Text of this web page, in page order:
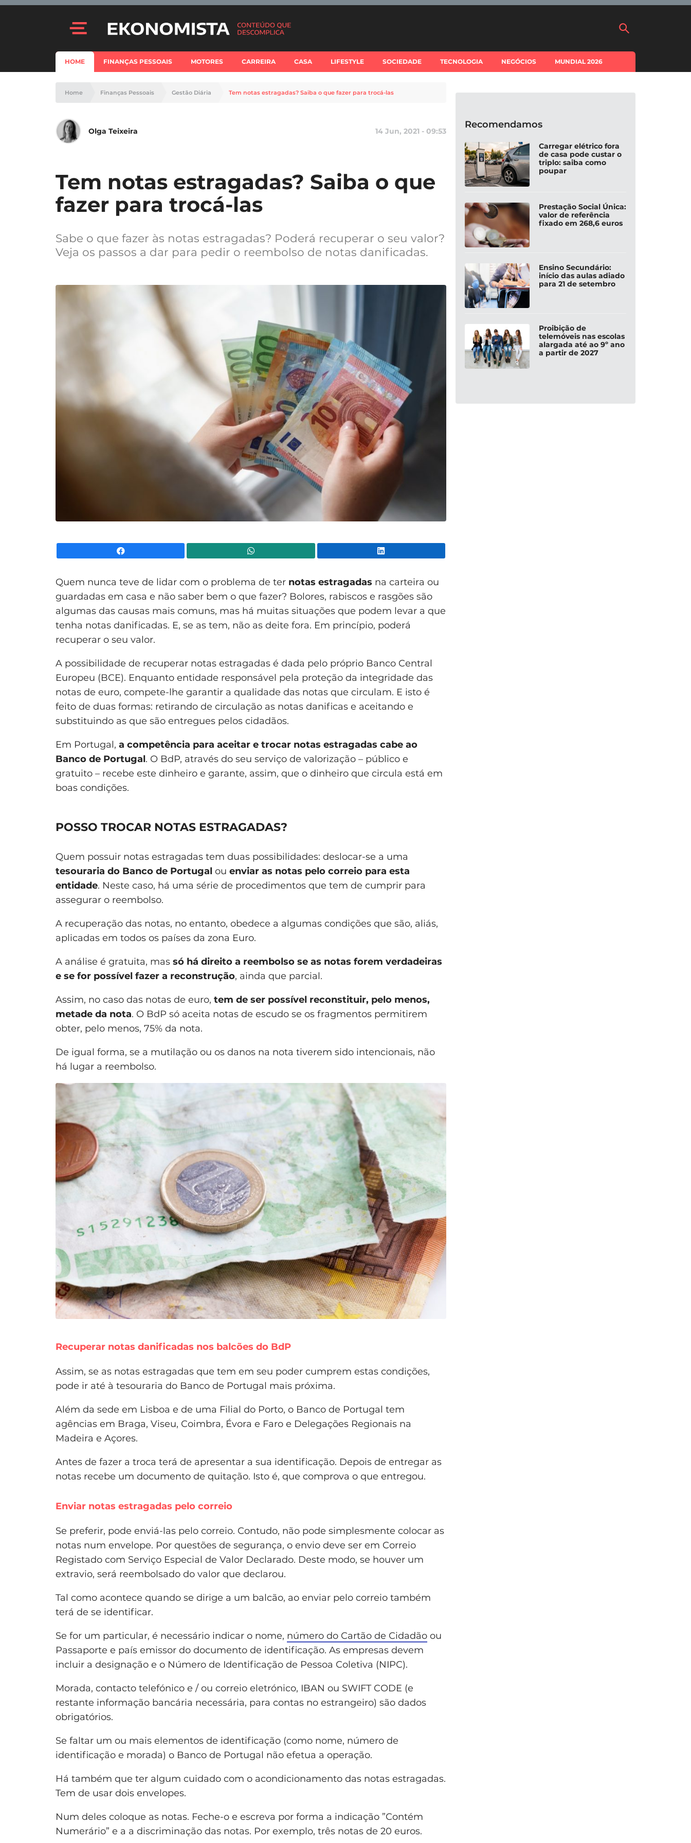
HOME FINANÇAS PESSOAIS MOTORES CARREIRA CASA LIFESTYLE SOCIEDADE TECNOLOGIA NEGÓCIOS MUNDIAL 2026
Home Finanças Pessoais Gestão Diária Tem notas estragadas? Saiba o que fazer para trocá-las
Olga Teixeira 14 Jun, 2021 - 09:53
Tem notas estragadas? Saiba o que
fazer para trocá-las
Sabe o que fazer às notas estragadas? Poderá recuperar o seu valor?
Veja os passos a dar para pedir o reembolso de notas danificadas.
Quem nunca teve de lidar com o problema de ter notas estragadas na carteira ou
guardadas em casa e não saber bem o que fazer? Bolores, rabiscos e rasgões são
algumas das causas mais comuns, mas há muitas situações que podem levar a que
tenha notas danificadas. E, se as tem, não as deite fora. Em princípio, poderá
recuperar o seu valor.
A possibilidade de recuperar notas estragadas é dada pelo próprio Banco Central
Europeu (BCE). Enquanto entidade responsável pela proteção da integridade das
notas de euro, compete-lhe garantir a qualidade das notas que circulam. E isto é
feito de duas formas: retirando de circulação as notas danificas e aceitando e
substituindo as que são entregues pelos cidadãos.
Em Portugal, a competência para aceitar e trocar notas estragadas cabe ao
Banco de Portugal. O BdP, através do seu serviço de valorização – público e
gratuito – recebe este dinheiro e garante, assim, que o dinheiro que circula está em
boas condições.
POSSO TROCAR NOTAS ESTRAGADAS?
Quem possuir notas estragadas tem duas possibilidades: deslocar-se a uma
tesouraria do Banco de Portugal ou enviar as notas pelo correio para esta
entidade. Neste caso, há uma série de procedimentos que tem de cumprir para
assegurar o reembolso.
A recuperação das notas, no entanto, obedece a algumas condições que são, aliás,
aplicadas em todos os países da zona Euro.
A análise é gratuita, mas só há direito a reembolso se as notas forem verdadeiras
e se for possível fazer a reconstrução, ainda que parcial.
Assim, no caso das notas de euro, tem de ser possível reconstituir, pelo menos,
metade da nota. O BdP só aceita notas de escudo se os fragmentos permitirem
obter, pelo menos, 75% da nota.
De igual forma, se a mutilação ou os danos na nota tiverem sido intencionais, não
há lugar a reembolso.
Recuperar notas danificadas nos balcões do BdP
Assim, se as notas estragadas que tem em seu poder cumprem estas condições,
pode ir até à tesouraria do Banco de Portugal mais próxima.
Além da sede em Lisboa e de uma Filial do Porto, o Banco de Portugal tem
agências em Braga, Viseu, Coimbra, Évora e Faro e Delegações Regionais na
Madeira e Açores.
Antes de fazer a troca terá de apresentar a sua identificação. Depois de entregar as
notas recebe um documento de quitação. Isto é, que comprova o que entregou.
Enviar notas estragadas pelo correio
Se preferir, pode enviá-las pelo correio. Contudo, não pode simplesmente colocar as
notas num envelope. Por questões de segurança, o envio deve ser em Correio
Registado com Serviço Especial de Valor Declarado. Deste modo, se houver um
extravio, será reembolsado do valor que declarou.
Tal como acontece quando se dirige a um balcão, ao enviar pelo correio também
terá de se identificar.
Se for um particular, é necessário indicar o nome, número do Cartão de Cidadão ou
Passaporte e país emissor do documento de identificação. As empresas devem
incluir a designação e o Número de Identificação de Pessoa Coletiva (NIPC).
Morada, contacto telefónico e / ou correio eletrónico, IBAN ou SWIFT CODE (e
restante informação bancária necessária, para contas no estrangeiro) são dados
obrigatórios.
Se faltar um ou mais elementos de identificação (como nome, número de
identificação e morada) o Banco de Portugal não efetua a operação.
Há também que ter algum cuidado com o acondicionamento das notas estragadas.
Tem de usar dois envelopes.
Num deles coloque as notas. Feche-o e escreva por forma a indicação ”Contém
Numerário” e a a discriminação das notas. Por exemplo, três notas de 20 euros.
Recomendamos
Carregar elétrico fora
de casa pode custar o
triplo: saiba como
poupar
Prestação Social Única:
valor de referência
fixado em 268,6 euros
Ensino Secundário:
início das aulas adiado
para 21 de setembro
Proibição de
telemóveis nas escolas
alargada até ao 9º ano
a partir de 2027